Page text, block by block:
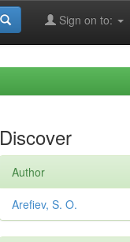
Sign on to:
Discover
Author
Arefiev, S. O.